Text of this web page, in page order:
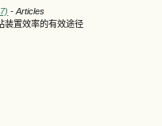
- Articles
装置效率的有效途径